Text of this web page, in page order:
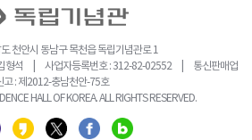
천안시 동남구 목천읍 독립기념관로 1
형석 | 사업자등록번호 : 312-82-02552 | 통신판매업
고 : 제2012-충남천안-75호
HALL OF KOREA. ALL RIGHTS RESERVED.